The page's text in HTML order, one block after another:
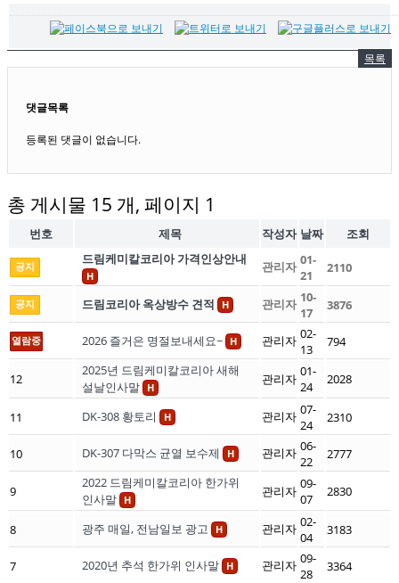
목록
댓글목록
등록된 댓글이 없습니다.
총 게시물 15 개, 페이지 1
번호 제목 작성자 날짜 조회
공지 드림케미칼코리아 가격인상안내
H
관리자 01-
21
2110
공지 드림코리아 옥상방수 견적 H 관리자 10-
17
3876
열람중 2026 즐거은 명절보내세요~ H 관리자 02-
13
794
12
2025년 드림케미칼코리아 새해
설날인사말 H
관리자 01-
24
2028
11 DK-308 황토리 H 관리자 07-
24
2310
10 DK-307 다막스 균열 보수제 H 관리자 06-
22
2777
9
2022 드림케미칼코리아 한가위
인사말 H
관리자 09-
07
2830
8 광주 매일, 전남일보 광고 H 관리자 02-
04
3183
7 2020년 추석 한가위 인사말 H 관리자 09-
28
3364